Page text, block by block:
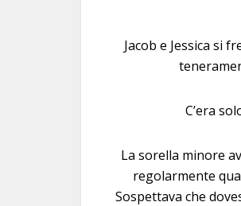
Jacob e Jessica si
C’era
La sorella minore
regolarmente
Sospettava che